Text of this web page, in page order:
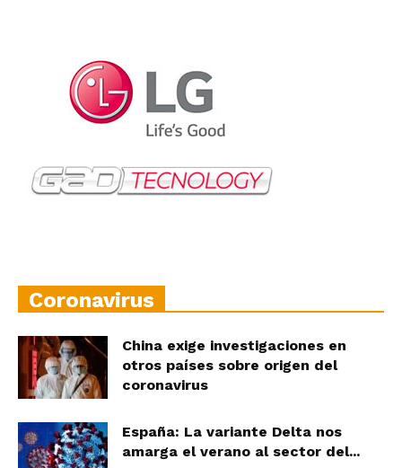
Coronavirus
China exige investigaciones en
otros países sobre origen del
coronavirus
España: La variante Delta nos
amarga el verano al sector del...